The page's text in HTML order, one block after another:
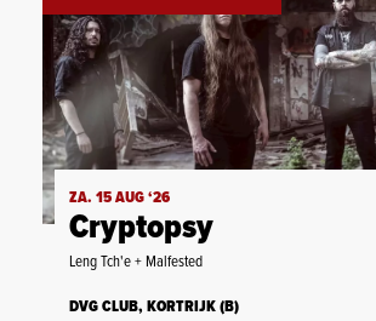
ZA. 15 AUG ‘26
Cryptopsy
Leng Tch'e + Malfested
DVG CLUB, KORTRIJK (B)